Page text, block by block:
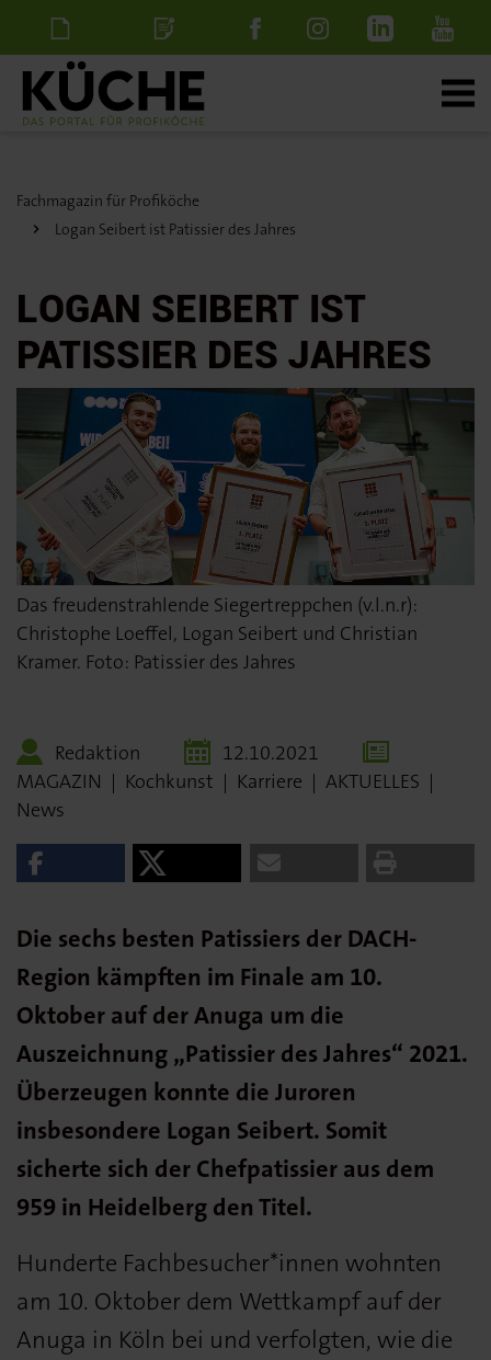
NewsletterStellenanzeige
Fachmagazin für Profiköche
Logan Seibert ist Patissier des Jahres
LOGAN SEIBERT IST
PATISSIER DES JAHRES
Das freudenstrahlende Siegertreppchen (v.l.n.r):
Christophe Loeffel, Logan Seibert und Christian
Kramer. Foto: Patissier des Jahres
Redaktion
12.10.2021
MAGAZIN | Kochkunst | Karriere | AKTUELLES |
News
Die sechs besten Patissiers der DACH-
Region kämpften im Finale am 10.
Oktober auf der Anuga um die
Auszeichnung „Patissier des Jahres“ 2021.
Überzeugen konnte die Juroren
insbesondere Logan Seibert. Somit
sicherte sich der Chefpatissier aus dem
959 in Heidelberg den Titel.
Hunderte Fachbesucher*innen wohnten
am 10. Oktober dem Wettkampf auf der
Anuga in Köln bei und verfolgten, wie die